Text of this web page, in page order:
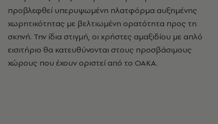
προβλεφθεί υπερυψωμένη πλατφόρμα αυξημένης
χωρητικότητας με βελτιωμένη ορατότητα προς τη
σκηνή. Την ίδια στιγμή, οι χρήστες αμαξιδίου με απλό
εισιτήριο θα κατευθύνονται στους προσβάσιμους
χώρους που έχουν οριστεί από το ΟΑΚΑ.